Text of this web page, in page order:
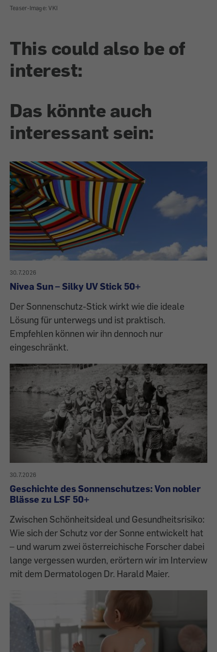
Teaser-Image: VKI
This could also be of
interest:
Das könnte auch
interessant sein:
30.7.2026
Nivea Sun – Silky UV Stick 50+
Der Sonnenschutz-Stick wirkt wie die ideale
Lösung für unterwegs und ist praktisch.
Empfehlen können wir ihn dennoch nur
eingeschränkt.
30.7.2026
Geschichte des Sonnenschutzes: Von nobler
Blässe zu LSF 50+
Zwischen Schönheitsideal und Gesundheitsrisiko:
Wie sich der Schutz vor der Sonne entwickelt hat
– und warum zwei österreichische Forscher dabei
lange vergessen wurden, erörtern wir im Interview
mit dem Dermatologen Dr. Harald Maier.